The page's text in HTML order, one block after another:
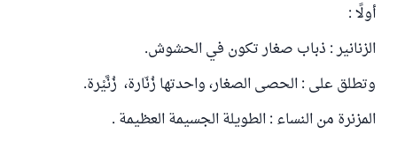
أولًا :
الزنانير : ذباب صغار تكون في الحشوش.
وتطلق على : الحصى الصغار، واحدتها زُنّارة، زُنَّيْرة.
المزنرة من النساء : الطويلة الجسيمة العظيمة .